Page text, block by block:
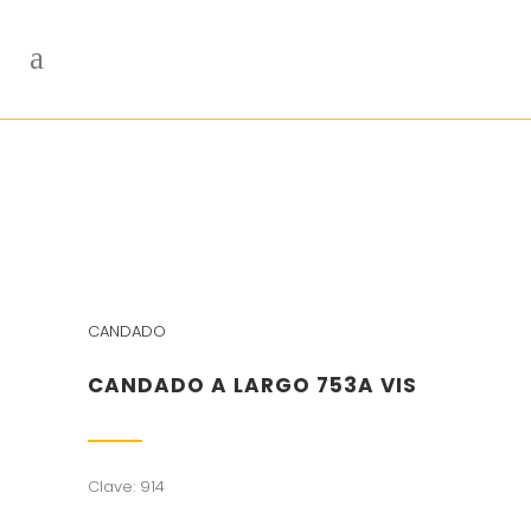
CANDADO
CANDADO A LARGO 753A VIS
Clave: 914